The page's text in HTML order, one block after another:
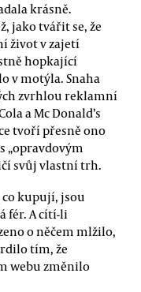
krásně.
jako tvářit se, že
život v zajetí
hopkající
v motýla. Snaha
zvrhlou reklamní
a Mc Donald’s
tvoří přesně ono
„opravdovým
svůj vlastní trh.
kupují, jsou
fér. A cítí-li
o něčem mlžilo,
tím, že
webu změnilo